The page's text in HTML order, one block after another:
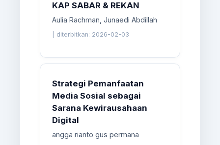
KAP SABAR & REKAN
Aulia Rachman, Junaedi Abdillah
diterbitkan: 2026-02-03
Strategi Pemanfaatan
Media Sosial sebagai
Sarana Kewirausahaan
Digital
angga rianto gus permana